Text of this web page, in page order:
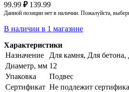
99.99 ₽ 139.99
Данной позиции нет в наличии. Пожалуйста,
В наличии в 1 магазине
Характеристики
Назначение
Для камня, Для бетона,
Диаметр, мм 12
Упаковка
Подвес
Сертификат Не подлежит